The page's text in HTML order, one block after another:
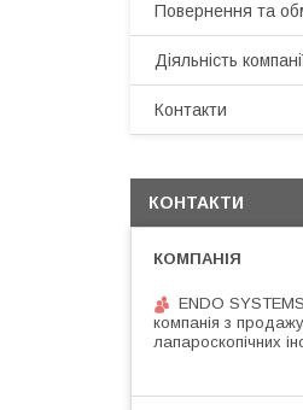
Повернення та
Діяльність
Контакти
КОНТАКТИ
ENDO
компанія з
лапароскопічних